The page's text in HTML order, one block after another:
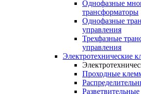
Однофазные
трансформаторы
Однофазные
управления
Трехфазные
управления
Электротехнические
Проходные